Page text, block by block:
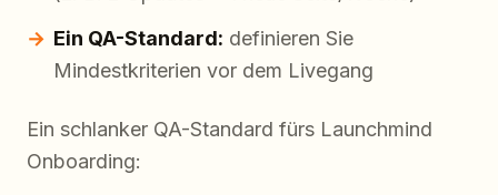
Ein QA-Standard: definieren Sie
Mindestkriterien vor dem Livegang
Ein schlanker QA-Standard fürs Launchmind
Onboarding: